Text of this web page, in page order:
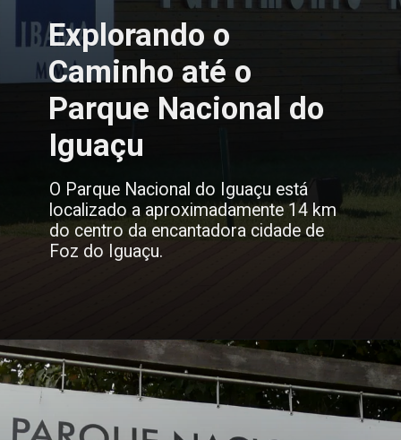
Explorando o
Caminho até o
Parque Nacional do
Iguaçu
O Parque Nacional do Iguaçu está
localizado a aproximadamente 14 km
do centro da encantadora cidade de
Foz do Iguaçu.